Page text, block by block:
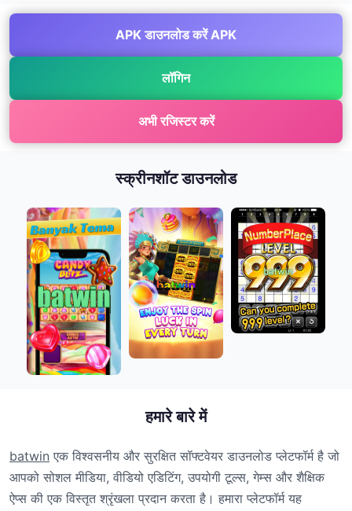
APK डाउनलोड करें APK
लॉगिन
अभी रजिस्टर करें
स्क्रीनशॉट डाउनलोड
हमारे बारे में
batwin एक विश्वसनीय और सुरक्षित सॉफ्टवेयर डाउनलोड प्लेटफॉर्म है जो
आपको सोशल मीडिया, वीडियो एडिटिंग, उपयोगी टूल्स, गेम्स और शैक्षिक
ऐप्स की एक विस्तृत श्रृंखला प्रदान करता है। हमारा प्लेटफॉर्म यह